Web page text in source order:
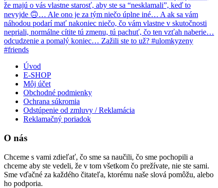
Úvod
E-SHOP
Môj účet
Obchodné podmienky
Ochrana súkromia
Odstúpenie od zmluvy / Reklamácia
Reklamačný poriadok
O nás
Chceme s vami zdieľať, čo sme sa naučili, čo sme pochopili a
chceme aby ste vedeli, že v tom všetkom čo prežívate, nie ste sami.
Sme vďačné za každého čitateľa, ktorému naše slová pomôžu, alebo
ho podporia.